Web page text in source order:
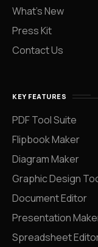
What’s New
Press Kit
Contact Us
KEY FEATURES
PDF Tool Suite
Flipbook Maker
Diagram Maker
Graphic Design
Document Editor
Presentation
Spreadsheet